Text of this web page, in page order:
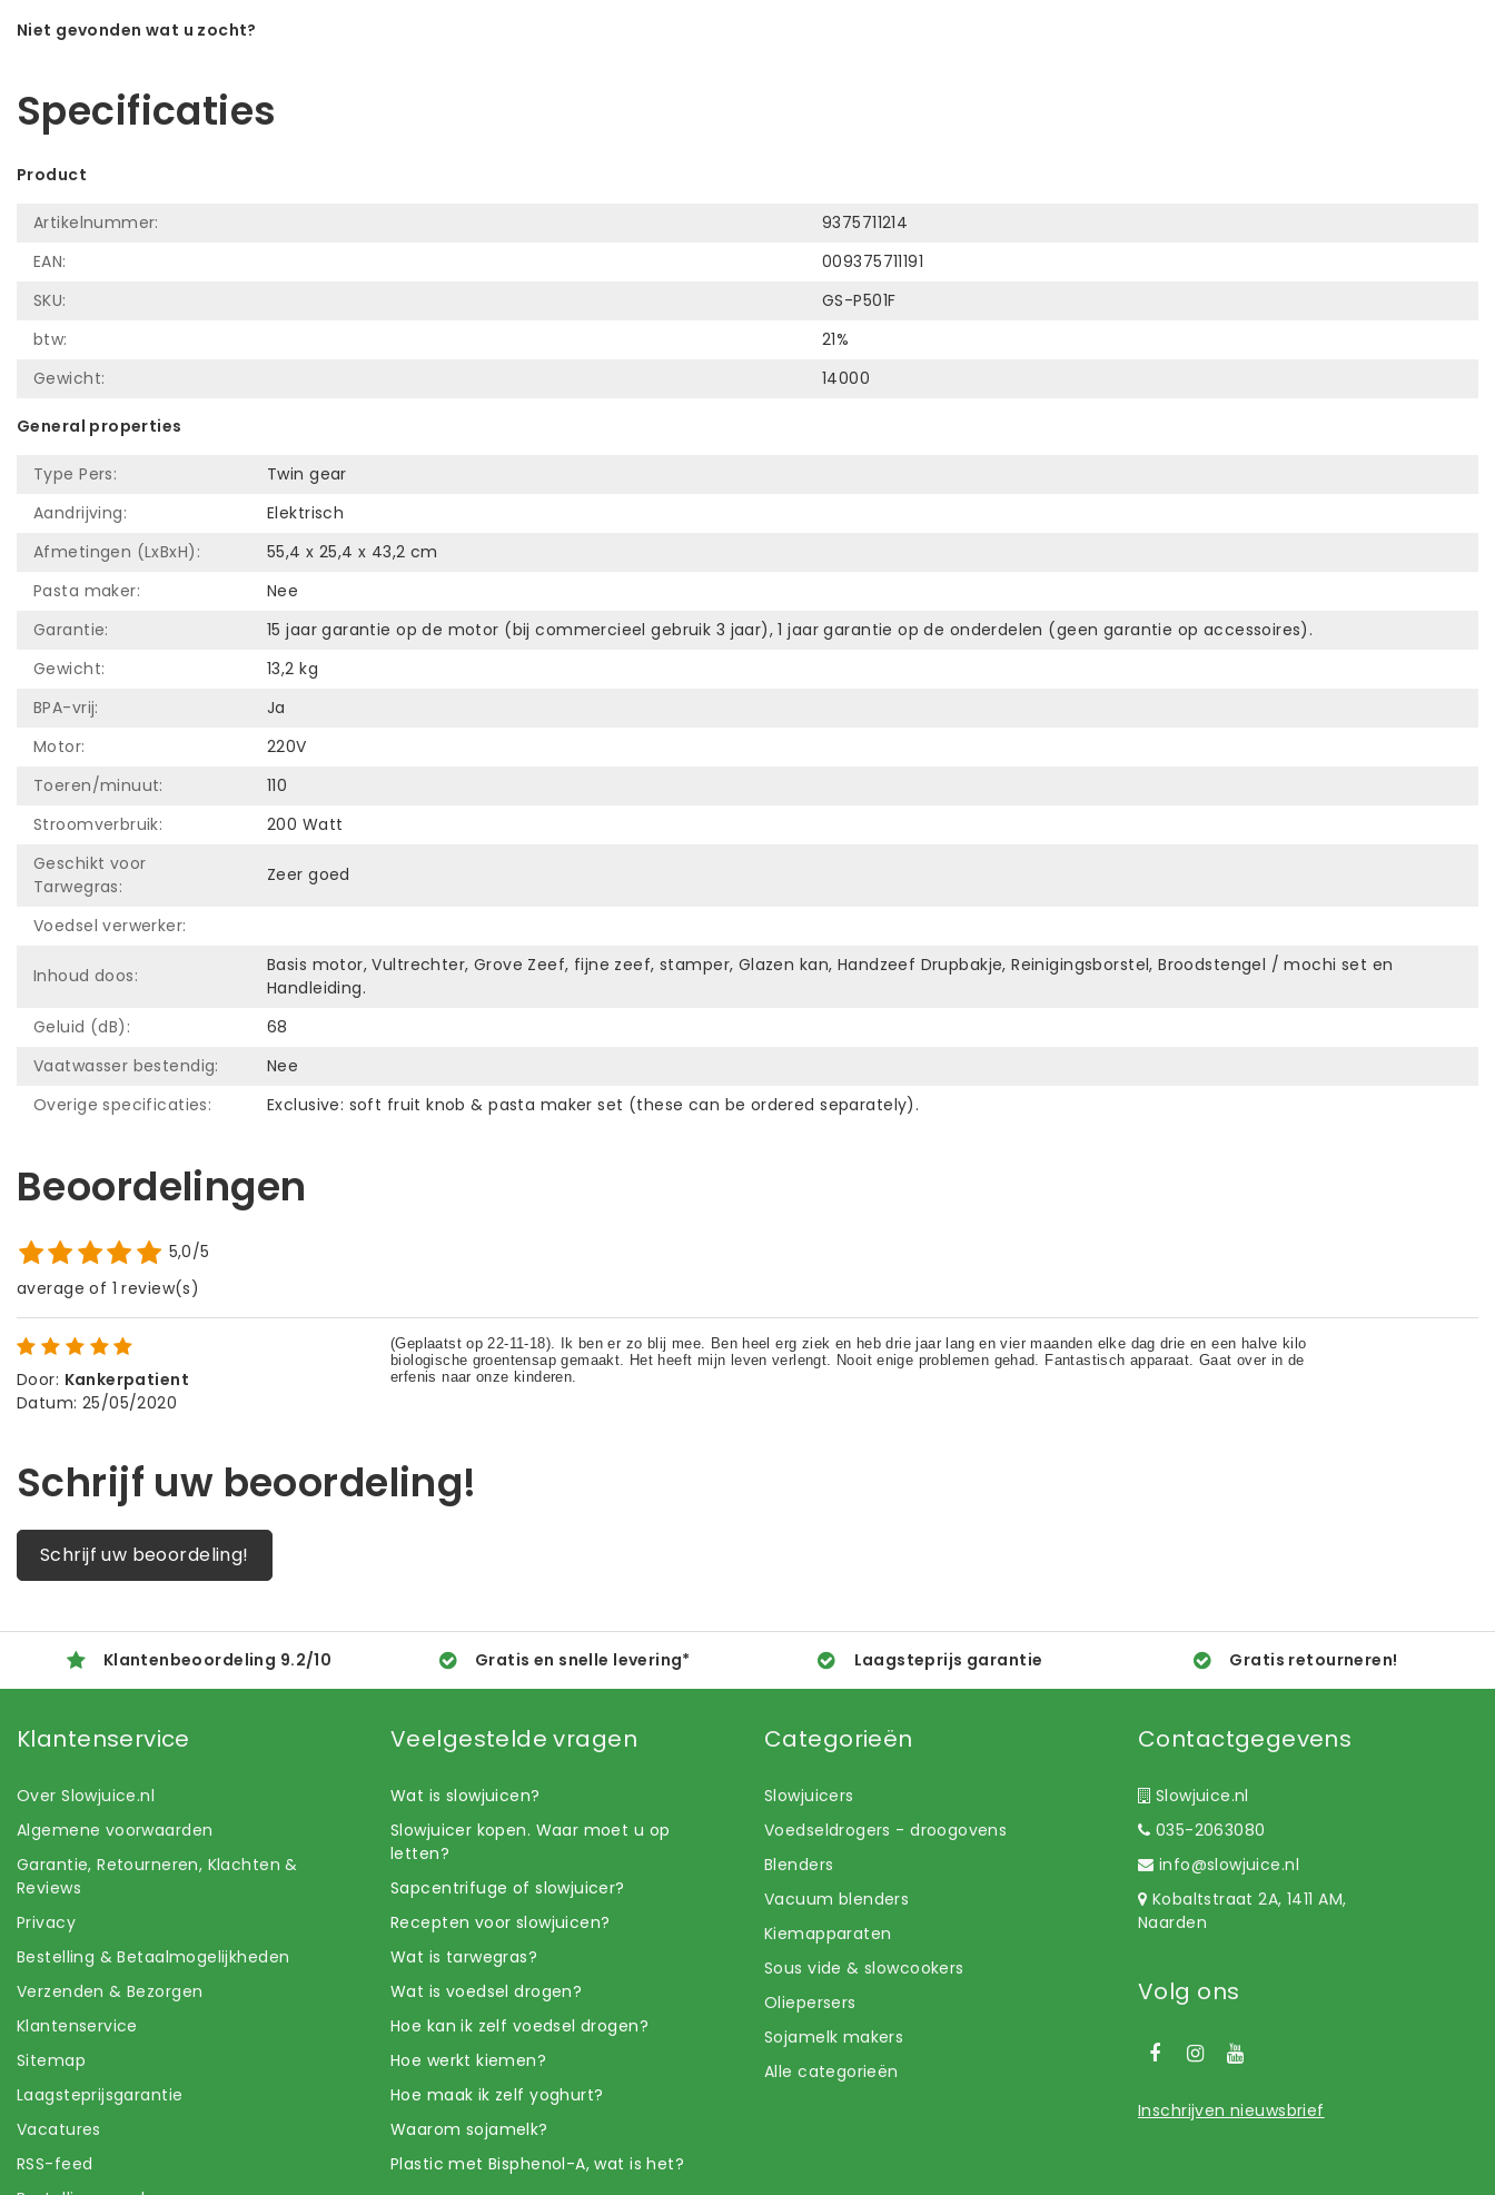
Niet gevonden wat u zocht?
Specificaties
Product
Artikelnummer:
9375711214
EAN:
009375711191
SKU:
GS-P501F
btw:
21%
Gewicht:
14000
General properties
Type Pers:
Twin gear
Aandrijving:
Elektrisch
Afmetingen (LxBxH):
55,4 x 25,4 x 43,2 cm
Pasta maker:
Nee
Garantie:
15 jaar garantie op de motor (bij commercieel gebruik 3 jaar), 1 jaar garantie op de onderdelen (geen garantie op accessoires).
Gewicht:
13,2 kg
BPA-vrij:
Ja
Motor:
220V
Toeren/minuut:
110
Stroomverbruik:
200 Watt
Geschikt voor
Tarwegras:
Zeer goed
Voedsel verwerker:
Inhoud doos:
Basis motor, Vultrechter, Grove Zeef, fijne zeef, stamper, Glazen kan, Handzeef Drupbakje, Reinigingsborstel, Broodstengel / mochi set en
Handleiding.
Geluid (dB):
68
Vaatwasser bestendig:
Nee
Overige specificaties:
Exclusive: soft fruit knob & pasta maker set (these can be ordered separately).
Beoordelingen
5,0/5
average of 1 review(s)
Door: Kankerpatient
Datum: 25/05/2020
Schrijf uw beoordeling!
Schrijf uw beoordeling!
Klantenbeoordeling 9.2/10 Gratis en snelle levering* Laagsteprijs garantie Gratis retourneren!
Klantenservice
Over Slowjuice.nl
Algemene voorwaarden
Garantie, Retourneren, Klachten &
Reviews
Privacy
Bestelling & Betaalmogelijkheden
Verzenden & Bezorgen
Klantenservice
Sitemap
Laagsteprijsgarantie
Vacatures
RSS-feed
Veelgestelde vragen
Wat is slowjuicen?
Slowjuicer kopen. Waar moet u op
letten?
Sapcentrifuge of slowjuicer?
Recepten voor slowjuicen?
Wat is tarwegras?
Wat is voedsel drogen?
Hoe kan ik zelf voedsel drogen?
Hoe werkt kiemen?
Hoe maak ik zelf yoghurt?
Waarom sojamelk?
Plastic met Bisphenol-A, wat is het?
Categorieën
Slowjuicers
Voedseldrogers - droogovens
Blenders
Vacuum blenders
Kiemapparaten
Sous vide & slowcookers
Oliepersers
Sojamelk makers
Alle categorieën
Contactgegevens
Slowjuice.nl
035-2063080
info@slowjuice.nl
Kobaltstraat 2A, 1411 AM,
Naarden
Volg ons
Inschrijven nieuwsbrief